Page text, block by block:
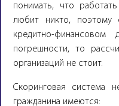
понимать, что
любит никто,
кредитно-
погрешности, то
организаций не стоит.
Скоринговая система
гражданина имеются: